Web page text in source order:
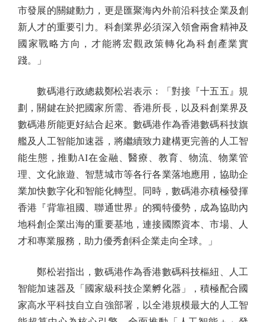
市發展的關鍵動力，更是匯聚海內外前沿科技企業及創
新人才的重要引力。科創業界必須深入領會兩會精神及
國家戰略方向，才能將宏觀政策轉化為科創產業實
踐。」
數碼港行政總裁鄭松岩表示：「對接『十五五』規
劃，關鍵在於把國家所需、香港所長，以及科創業界及
數碼港所能更好結合起來。數碼港作為香港數碼科技旗
艦及人工智能加速器，將繼續致力建構更完善的人工智
能生態，推動AI在金融、醫療、教育、物流、物業管
理、文化旅遊、智慧城市等各行各業落地應用，協助企
業加快數字化和智能化轉型。同時，數碼港亦積極發揮
香港『背靠祖國、聯通世界』的獨特優勢，成為協助內
地科創企業出海的重要基地，連接國際資本、市場、人
才和專業服務，助力優秀創科企業走向全球。」
鄭松岩指出，數碼港作為香港數碼科技樞紐、人工
智能加速器及「國家級科技企業孵化器」，積極配合國
家高水平科技自立自強部署，以全港規模最大的人工智